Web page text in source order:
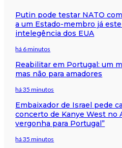
Putin pode testar NATO
a um Estado-membro já
intelegência dos EUA
há 6 minutos
Reabilitar em Portugal: um
mas não para amadores
há 35 minutos
Embaixador de Israel pede
concerto de Kanye West no
vergonha para Portugal”
há 35 minutos